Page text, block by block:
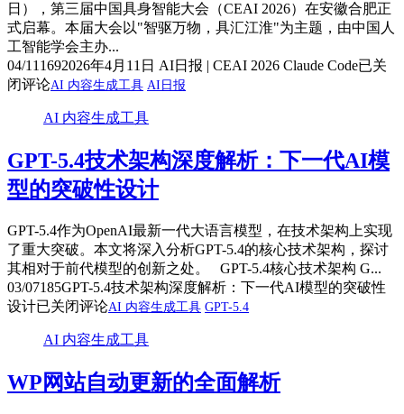
日），第三届中国具身智能大会（CEAI 2026）在安徽合肥正
式启幕。本届大会以"智驱万物，具汇江淮"为主题，由中国人
工智能学会主办...
04/11 1692026年4月11日 AI日报 | CEAI 2026 Claude Code已关
闭评论AI 内容生成工具 AI日报
AI 内容生成工具
GPT-5.4技术架构深度解析：下一代AI模
型的突破性设计
GPT-5.4作为OpenAI最新一代大语言模型，在技术架构上实现
了重大突破。本文将深入分析GPT-5.4的核心技术架构，探讨
其相对于前代模型的创新之处。 GPT-5.4核心技术架构 G...
03/07185GPT-5.4技术架构深度解析：下一代AI模型的突破性
设计已关闭评论AI 内容生成工具 GPT-5.4
AI 内容生成工具
WP网站自动更新的全面解析